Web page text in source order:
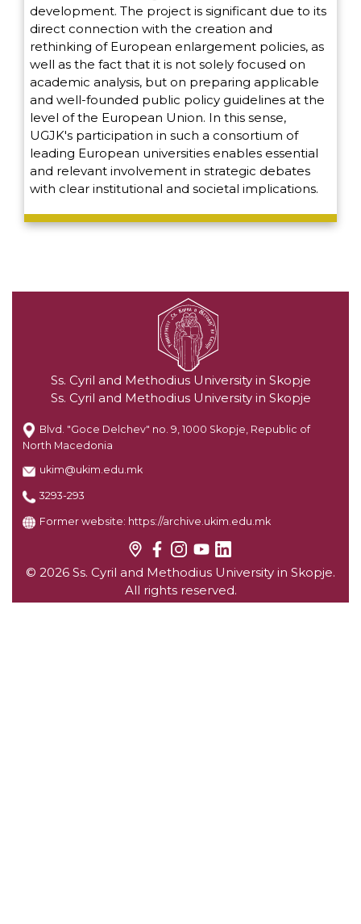
development. The project is significant due to its
direct connection with the creation and
rethinking of European enlargement policies, as
well as the fact that it is not solely focused on
academic analysis, but on preparing applicable
and well-founded public policy guidelines at the
level of the European Union. In this sense,
UGJK's participation in such a consortium of
leading European universities enables essential
and relevant involvement in strategic debates
with clear institutional and societal implications.
Ss. Cyril and Methodius University in Skopje
Ss. Cyril and Methodius University in Skopje
Blvd. "Goce Delchev" no. 9, 1000 Skopje, Republic of
North Macedonia
ukim@ukim.edu.mk
3293-293
Former website: https://archive.ukim.edu.mk
© 2026 Ss. Cyril and Methodius University in Skopje.
All rights reserved.